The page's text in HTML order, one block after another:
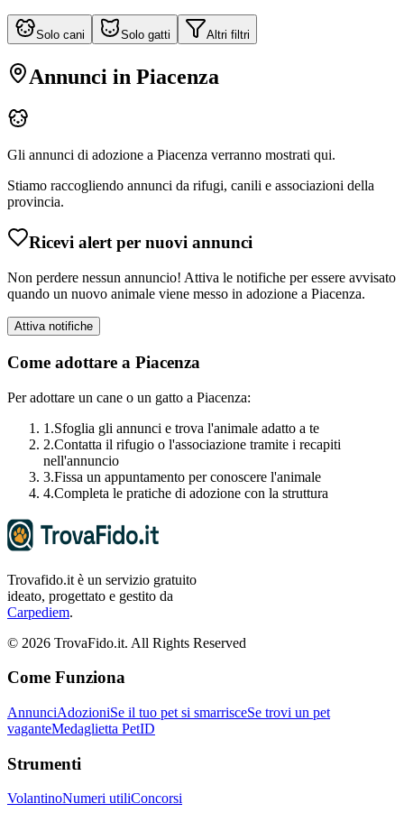
Solo cani Solo gatti Altri filtri
Annunci in Piacenza
Gli annunci di adozione a Piacenza verranno mostrati qui.
Stiamo raccogliendo annunci da rifugi, canili e associazioni della
provincia.
Ricevi alert per nuovi annunci
Non perdere nessun annuncio! Attiva le notifiche per essere avvisato
quando un nuovo animale viene messo in adozione a Piacenza.
Attiva notifiche
Come adottare a Piacenza
Per adottare un cane o un gatto a Piacenza:
1.Sfoglia gli annunci e trova l'animale adatto a te
2.Contatta il rifugio o l'associazione tramite i recapiti
nell'annuncio
3.Fissa un appuntamento per conoscere l'animale
4.Completa le pratiche di adozione con la struttura
Trovafido.it è un servizio gratuito
ideato, progettato e gestito da
Carpediem.
© 2026 TrovaFido.it. All Rights Reserved
Come Funziona
AnnunciAdozioniSe il tuo pet si smarrisceSe trovi un pet
vaganteMedaglietta PetID
Strumenti
VolantinoNumeri utiliConcorsi